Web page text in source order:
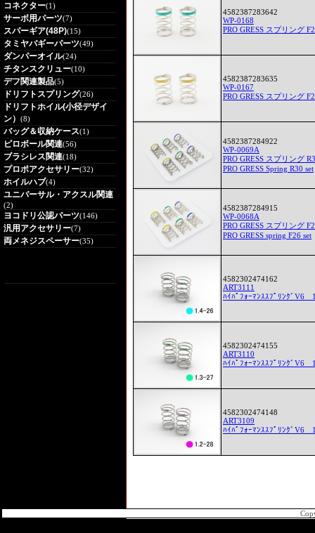
コネクター(1)
サーボ用パーツ(7)
スパーギア(48P)(15)
タミヤバギーパーツ(49)
ダンパーオイル(24)
チタンスクリュー(10)
デフ関連製品(5)
ドリフトスプリング(26)
ドリフトホイル(小径デザイ
ン） (8)
バッグ＆収納ケース(1)
ピロボール関連(56)
ブラシレス関連(18)
プロポアクセサリー(32)
ホイルハブ(4)
ユニバーサル・アクスル関連
(2)
ヨコドリ公認パーツ(146)
汎用アクセサリー(7)
両メネジスペーサー(35)
4582387283642
WP-0168
PRO GRESS スプリング
4582387283635
WP-0167
PRO GRESS スプリング
4582387284922
WP-0069A
PRO GRESS スプリング
PRO GRESS Spring R30 set
4582387284915
WP-0068A
PRO GRESS スプリング
PRO GRESS spring F26 set
4582302474162
ART3111
ﾊｲﾊﾟﾌｫｰﾏﾝｽｽﾌﾟﾘﾝｸﾞV6
4582302474155
ART3110
ﾊｲﾊﾟﾌｫｰﾏﾝｽｽﾌﾟﾘﾝｸﾞV6
4582302474148
ART3109
ﾊｲﾊﾟﾌｫｰﾏﾝｽｽﾌﾟﾘﾝｸﾞV6